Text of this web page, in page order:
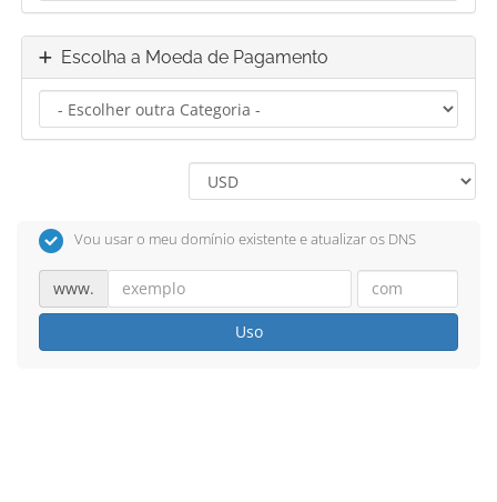
Escolha a Moeda de Pagamento
Vou usar o meu domínio existente e atualizar os DNS
www.
Uso